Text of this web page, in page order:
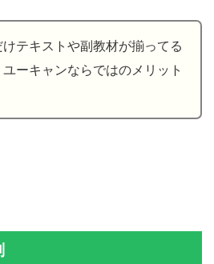
けテキストや副教材が揃ってる
ーキャンならではのメリット